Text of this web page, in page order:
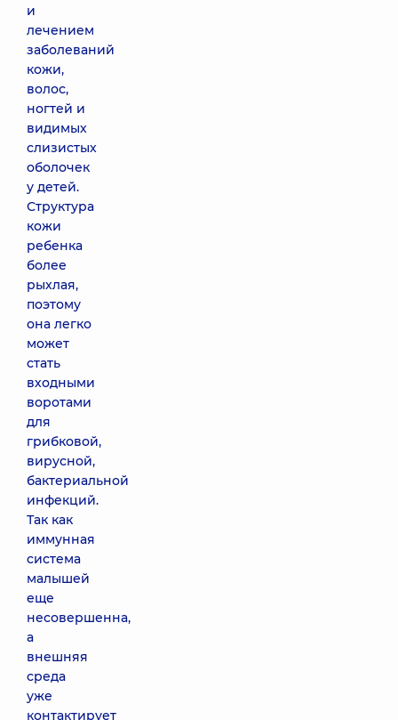
и
лечением
заболеваний
кожи,
волос,
ногтей и
видимых
слизистых
оболочек
у детей.
Структура
кожи
ребенка
более
рыхлая,
поэтому
она легко
может
стать
входными
воротами
для
грибковой,
вирусной,
бактериальной
инфекций.
Так как
иммунная
система
малышей
еще
несовершенна,
а
внешняя
среда
уже
контактирует